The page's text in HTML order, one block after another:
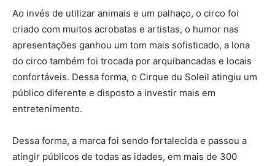
Ao invés de utilizar animais e um palhaço, o circo foi
criado com muitos acrobatas e artistas, o humor nas
apresentações ganhou um tom mais sofisticado, a lona
do circo também foi trocada por arquibancadas e locais
confortáveis. Dessa forma, o Cirque du Soleil atingiu um
público diferente e disposto a investir mais em
entretenimento.
Dessa forma, a marca foi sendo fortalecida e passou a
atingir públicos de todas as idades, em mais de 300